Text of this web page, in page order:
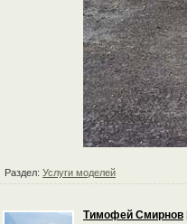
Раздел: Услуги моделей
Тимофей Смирнов